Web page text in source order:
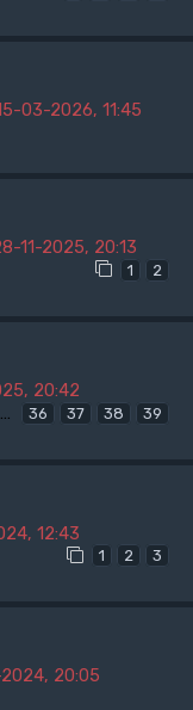
03-2026, 11:45
11-2025, 20:13
1 2
20:42
… 36 37 38 39
12:43
1 2 3
20:05